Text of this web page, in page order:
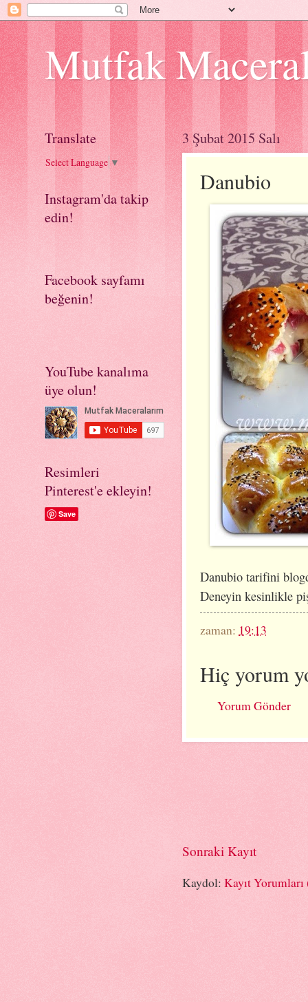
Mutfak
3 Şubat 2015 Salı
Danubio
Danubio tarifini
Deneyin kesinlikle
zaman: 19:13
Hiç yorum
Yorum Gönder
Sonraki Kayıt
Kaydol: Kayıt
Translate
Select Language ▼
Instagram'da takip
edin!
Facebook sayfamı
beğenin!
YouTube kanalıma
üye olun!
Resimleri
Pinterest'e ekleyin!
Save